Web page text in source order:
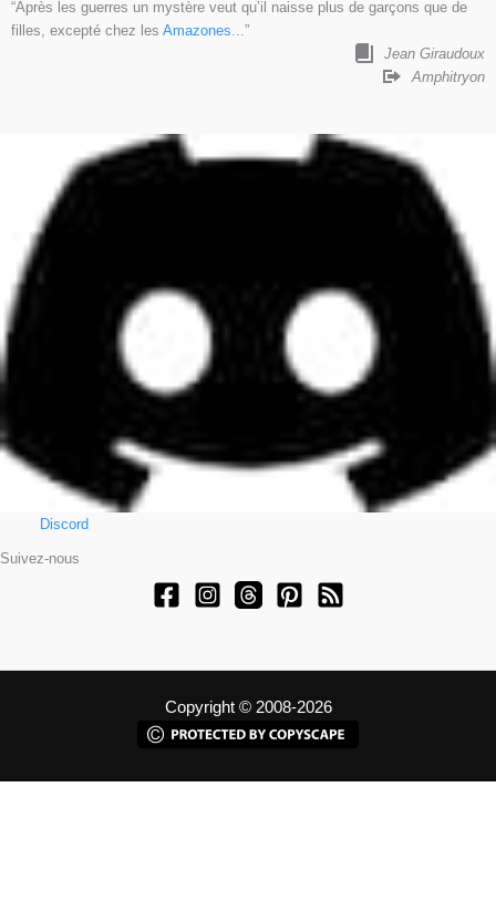
“Après les guerres un mystère veut qu’il naisse plus de garçons que de
filles, excepté chez les Amazones...”
Jean Giraudoux
Amphitryon
Discord
Suivez-nous
Copyright © 2008-2026